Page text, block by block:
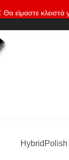
Θα είμαστε κλειστά
HybridPolish